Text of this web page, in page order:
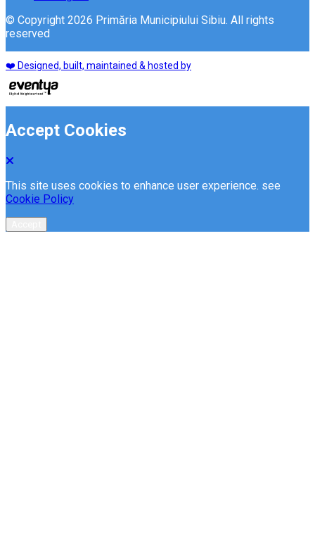
© Copyright 2026 Primăria Municipiului Sibiu. All rights
reserved
❤️ Designed, built, maintained & hosted by
Accept Cookies
This site uses cookies to enhance user experience. see
Cookie Policy